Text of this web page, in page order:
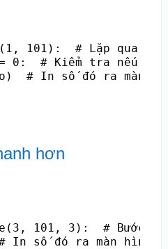
101):  # Lặp qua
# Kiểm tra nếu số
số đó ra màn
hơn
101, 3):  # Bước
số đó ra màn hình